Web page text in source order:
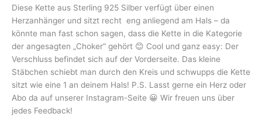
Diese Kette aus Sterling 925 Silber verfügt über einen
Herzanhänger und sitzt recht eng anliegend am Hals – da
könnte man fast schon sagen, dass die Kette in die Kategorie
der angesagten „Choker“ gehört 😊 Cool und ganz easy: Der
Verschluss befindet sich auf der Vorderseite. Das kleine
Stäbchen schiebt man durch den Kreis und schwupps die Kette
sitzt wie eine 1 an deinem Hals! P.S. Lasst gerne ein Herz oder
Abo da auf unserer Instagram-Seite 😀 Wir freuen uns über
jedes Feedback!